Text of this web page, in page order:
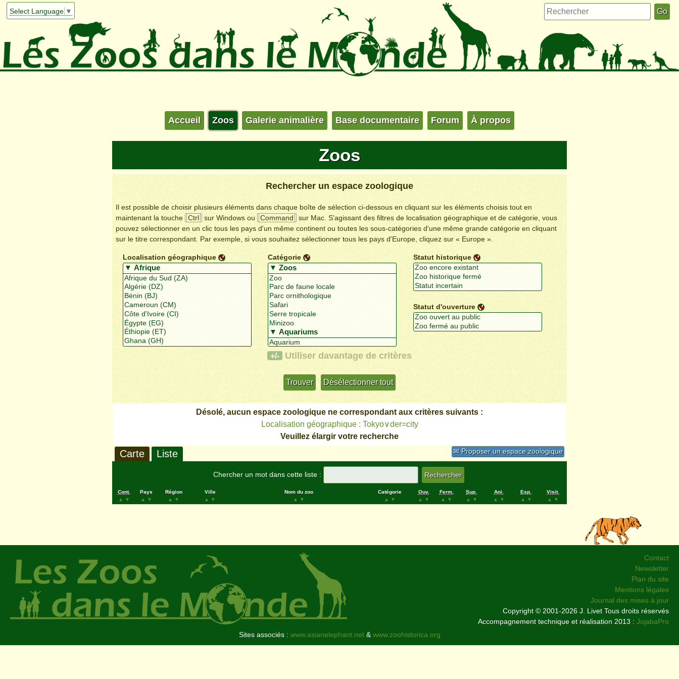
Select Language ▼
Accueil Zoos Galerie animalière Base documentaire Forum À propos
Zoos
Rechercher un espace zoologique
Il est possible de choisir plusieurs éléments dans chaque boîte de sélection ci-dessous en cliquant sur les éléments choisis tout en
maintenant la touche
Ctrl sur Windows ou Command
sur Mac. S'agissant des filtres de localisation géographique et de catégorie, vous
pouvez sélectionner en un clic tous les pays d'un même continent ou toutes les sous-catégories d'une même grande catégorie en cliquant
sur le titre correspondant. Par exemple, si vous souhaitez sélectionner tous les pays d'Europe, cliquez sur « Europe ».
Localisation géographique Catégorie Statut historique
Statut d'ouverture
+/- Utiliser davantage de critères
Désolé, aucun espace zoologique ne correspondant aux critères suivants :
Localisation géographique : Tokyo∨der=city
Veuillez élargir votre recherche
✉ Proposer un espace zoologique
Carte Liste
Chercher un mot dans cette liste :
Cont.
▲
▼
Pays
▲
▼
Région
▲
▼
Ville
▲
▼
Nom du zoo
▲
▼
Catégorie
▲
▼
Ouv.
▲
▼
Ferm.
▲
▼
Sup.
▲
▼
Ani.
▲
▼
Esp.
▲
▼
Visit.
▲
▼
Contact
Newsletter
Plan du site
Mentions légales
Journal des mises à jour
Copyright © 2001-2026 J. Livet Tous droits réservés
Accompagnement technique et réalisation 2013 : JojabaPro
Sites associés : www.asianelephant.net&www.zoohistorica.org